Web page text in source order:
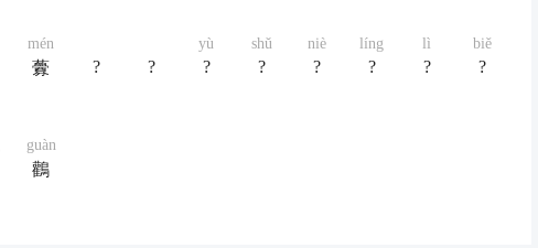
mén
虋 ? ?
yù
?
shǔ
?
niè
?
líng
?
lì
?
biě
?
guàn
鸛